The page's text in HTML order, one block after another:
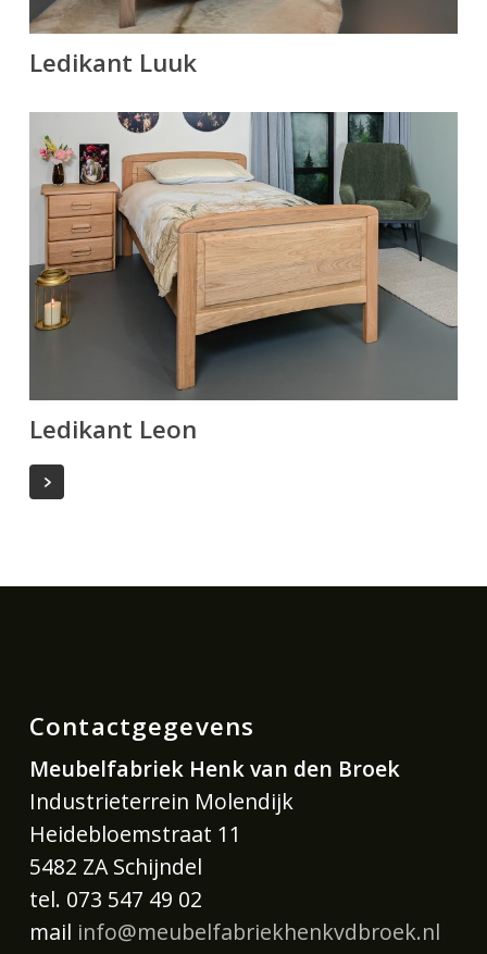
Ledikant Luuk
Ledikant Leon
Contactgegevens
Meubelfabriek Henk van den Broek
Industrieterrein Molendijk
Heidebloemstraat 11
5482 ZA Schijndel
tel. 073 547 49 02
mail info@meubelfabriekhenkvdbroek.nl